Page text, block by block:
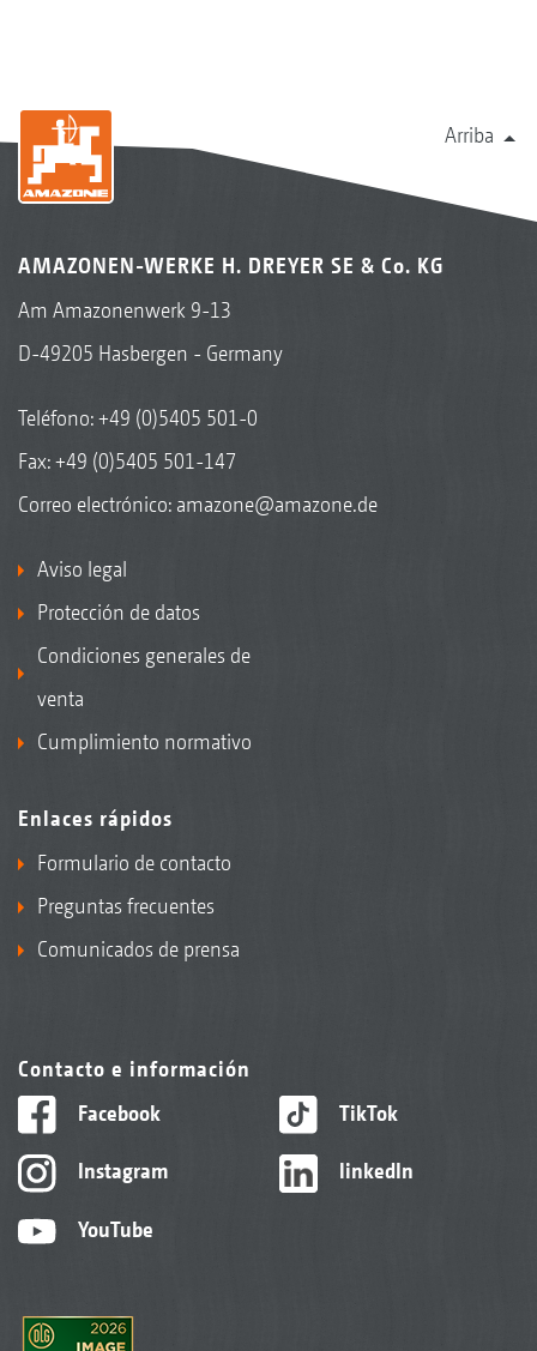
Arriba
AMAZONEN-WERKE H. DREYER SE & Co. KG
Am Amazonenwerk 9-13
D-49205 Hasbergen - Germany
Teléfono:+49 (0)5405 501-0
Fax: +49 (0)5405 501-147
Correo electrónico: amazone@amazone.de
Aviso legal
Protección de datos
Condiciones generales de
venta
Cumplimiento normativo
Enlaces rápidos
Formulario de contacto
Preguntas frecuentes
Comunicados de prensa
Contacto e información
Facebook
Instagram
YouTube
TikTok
linkedIn